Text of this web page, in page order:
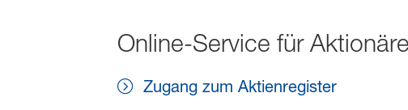
Online-Service für Aktionäre
Zugang zum Aktienregister